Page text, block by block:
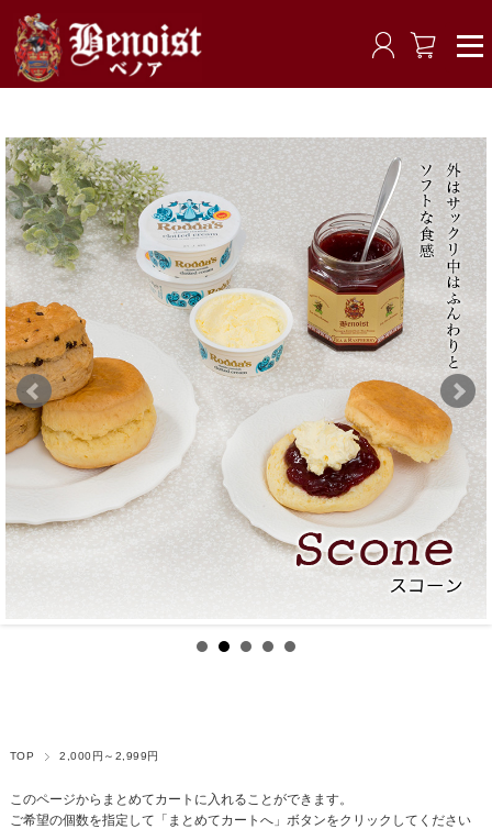
TOP 2,000円～2,999円
このページからまとめてカートに入れることができます。
ご希望の個数を指定して「まとめてカートへ」ボタンをクリックしてください